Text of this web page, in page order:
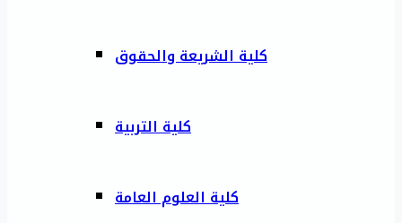
كلية الشريعة والحقوق
كلية التربية
كلية العلوم العامة